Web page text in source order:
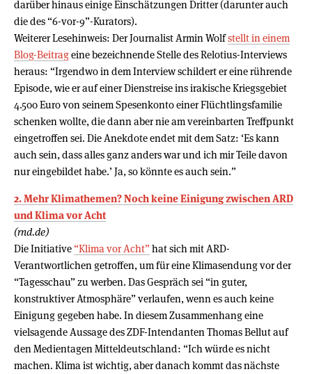
darüber hinaus einige Einschätzungen Dritter (darunter auch
die des “6-vor-9”-Kurators).
Weiterer Lesehinweis: Der Journalist Armin Wolfstellt in einem
Blog-Beitrageine bezeichnende Stelle des Relotius-Interviews
heraus: “Irgendwo in dem Interview schildert er eine rührende
Episode, wie er auf einer Dienstreise ins irakische Kriegsgebiet
4.500 Euro von seinem Spesenkonto einer Flüchtlingsfamilie
schenken wollte, die dann aber nie am vereinbarten Treffpunkt
eingetroffen sei. Die Anekdote endet mit dem Satz: ‘Es kann
auch sein, dass alles ganz anders war und ich mir Teile davon
nur eingebildet habe.’ Ja, so könnte es auch sein.”
2. Mehr Klimathemen? Noch keine Einigung zwischen ARD
und Klima vor Acht
(rnd.de)
Die Initiative “Klima vor Acht”hat sich mit ARD-
Verantwortlichen getroffen, um für eine Klimasendung vor der
“Tagesschau” zu werben. Das Gespräch sei “in guter,
konstruktiver Atmosphäre” verlaufen, wenn es auch keine
Einigung gegeben habe. In diesem Zusammenhang eine
vielsagende Aussage des ZDF-Intendanten Thomas Bellut auf
den Medientagen Mitteldeutschland: “Ich würde es nicht
machen. Klima ist wichtig, aber danach kommt das nächste